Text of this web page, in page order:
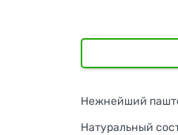
Нежнейший
Натуральный